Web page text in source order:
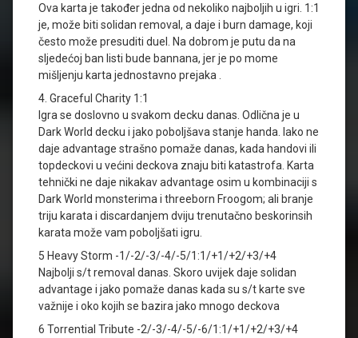
Ova karta je također jedna od nekoliko najboljih u igri. 1:1
je, može biti solidan removal, a daje i burn damage, koji
često može presuditi duel. Na dobrom je putu da na
sljedećoj ban listi bude bannana, jer je po mome
mišljenju karta jednostavno prejaka .
4. Graceful Charity 1:1
Igra se doslovno u svakom decku danas. Odlična je u
Dark World decku i jako poboljšava stanje handa. Iako ne
daje advantage strašno pomaže danas, kada handovi ili
topdeckovi u većini deckova znaju biti katastrofa. Karta
tehnički ne daje nikakav advantage osim u kombinaciji s
Dark World monsterima i threeborn Froogom; ali branje
triju karata i discardanjem dviju trenutačno beskorinsih
karata može vam poboljšati igru.
5 Heavy Storm -1/-2/-3/-4/-5/1:1/+1/+2/+3/+4
Najbolji s/t removal danas. Skoro uvijek daje solidan
advantage i jako pomaže danas kada su s/t karte sve
važnije i oko kojih se bazira jako mnogo deckova
6 Torrential Tribute -2/-3/-4/-5/-6/1:1/+1/+2/+3/+4